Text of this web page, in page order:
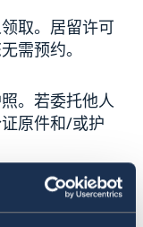
取。居留许可
需预约。
。若委托他人
原件和/或护